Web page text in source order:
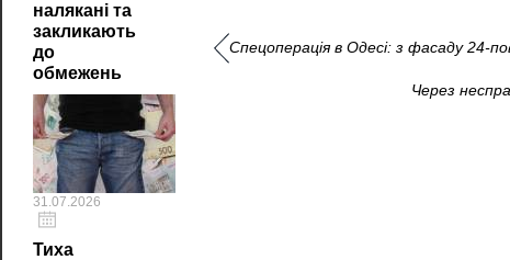
налякані та
закликають
до
обмежень
31.07.2026
Тиха
Спецоперація в Одесі: з фасаду 24-
Через